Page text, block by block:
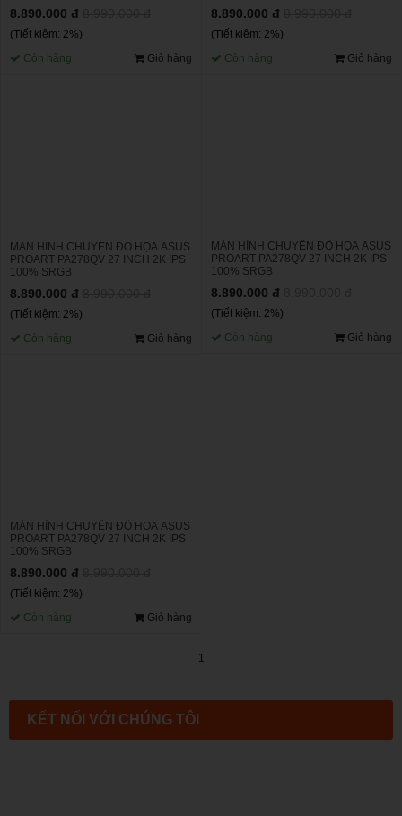
8.890.000 đ
(Tiết kiệm: 2%)
Còn hàng
Giỏ hàng
8.890.000 đ
(Tiết kiệm: 2%)
Còn hàng
Giỏ hàng
MÀN HÌNH CHUYÊN ĐỒ HỌA ASUS
PROART PA278QV 27 INCH 2K IPS
100% SRGB
8.890.000 đ
(Tiết kiệm: 2%)
Còn hàng
Giỏ hàng
MÀN HÌNH CHUYÊN ĐỒ HỌA ASUS
PROART PA278QV 27 INCH 2K IPS
100% SRGB
8.890.000 đ
(Tiết kiệm: 2%)
Còn hàng
Giỏ hàng
MÀN HÌNH CHUYÊN ĐỒ HỌA ASUS
PROART PA278QV 27 INCH 2K IPS
100% SRGB
8.890.000 đ
(Tiết kiệm: 2%)
Còn hàng
Giỏ hàng
1
KẾT NỐI VỚI CHÚNG TÔI